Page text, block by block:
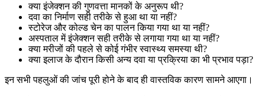
क्या इंजेक्शन की गुणवत्ता मानकों के अनुरूप थी?
दवा का निर्माण सही तरीके से हुआ था या नहीं?
स्टोरेज और कोल्ड चेन का पालन किया गया था या नहीं?
अस्पताल में इंजेक्शन सही तरीके से लगाया गया था या नहीं?
क्या मरीजों की पहले से कोई गंभीर स्वास्थ्य समस्या थी?
क्या इलाज के दौरान किसी अन्य दवा या प्रक्रिया का भी प्रभाव पड़ा?
इन सभी पहलुओं की जांच पूरी होने के बाद ही वास्तविक कारण सामने आएगा।